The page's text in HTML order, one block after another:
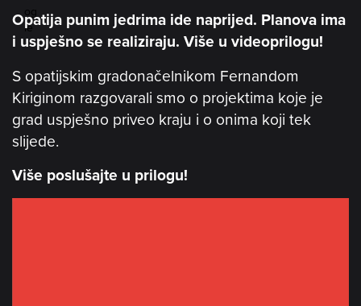
subtitles off , selected
AUDIO TRACK
PICTURE-IN-PICTUREFULLSCREEN
Opatija punim jedrima ide naprijed. Planova ima
i uspješno se realiziraju. Više u videoprilogu!
S opatijskim gradonačelnikom Fernandom
Kiriginom razgovarali smo o projektima koje je
grad uspješno priveo kraju i o onima koji tek
slijede.
Više poslušajte u prilogu!